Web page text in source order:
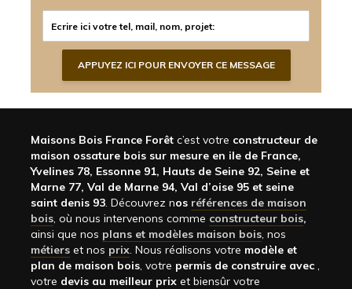
Maisons Bois France Forêt c’est votre constructeur de
maison ossature bois sur mesure en ile de France,
Yvelines 78, Essonne 91, Hauts de Seine 92, Seine et
Marne 77, Val de Marne 94, Val d’oise 95 et seine
saint denis 93. Découvrez nos références de maison
bois, où nous intervenons comme constructeur bois,
ainsi que nos plans et modèles maison bois, nos
métiers et nos prix. Nous réalisons votre modèle et
plan de maison bois, votre permis de construire avec ,
votre devis au meilleur prix et biensûr votre